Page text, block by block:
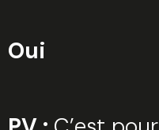
Oui